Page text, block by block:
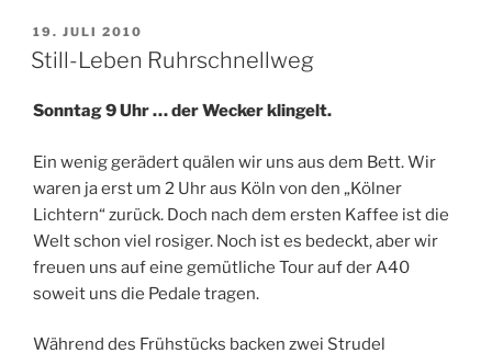
VERÖFFENTLICHT
AM
19. JULI 2010
Still-Leben Ruhrschnellweg
Sonntag 9 Uhr … der Wecker klingelt.
Ein wenig gerädert quälen wir uns aus dem Bett. Wir
waren ja erst um 2 Uhr aus Köln von den „Kölner
Lichtern“ zurück. Doch nach dem ersten Kaffee ist die
Welt schon viel rosiger. Noch ist es bedeckt, aber wir
freuen uns auf eine gemütliche Tour auf der A40
soweit uns die Pedale tragen.
Während des Frühstücks backen zwei Strudel